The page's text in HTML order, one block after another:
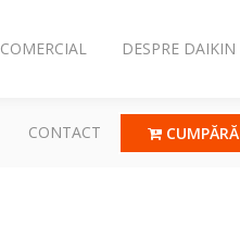
COMERCIAL DESPRE DAIKIN
CONTACT CUMPĂRĂ